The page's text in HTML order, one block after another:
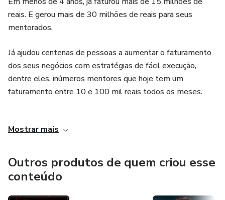
reais. E gerou mais de 30 milhões de reais para seus
mentorados.
Já ajudou centenas de pessoas a aumentar o faturamento
dos seus negócios com estratégias de fácil execução,
dentre eles, inúmeros mentores que hoje tem um
faturamento entre 10 e 100 mil reais todos os meses.
aumentar o seu faturamento, conseguir mais clientes,
agenda lotada de clientes que pagam muito bem.
Mostrar mais
Outros produtos de quem criou esse
conteúdo